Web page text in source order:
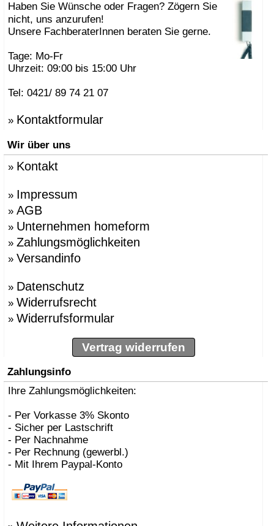
»Alberto Fabbian
»Alex Sachetti
» Alexander Schenk
»amei
» Andrea Crosetta
»Andreas Ulbricht
»Anna-Maria Nilsson
»Antonio Norero
»Apartment 8
»Arne Jacobsen
»Atmosphere Globus
»Azumi, Shin & Tomoko
Babled, Emmanuel
»Bao-Nghi Droste
»Barnaby Gunning
Bastian Prieler
Batisse, Laurent
»BBMDS
»Berti, Enzo
Besau Marguerre , St
»Biokamine, Safretti
»Biscaro, Giorgio
BOLLES+WILSON
»Bonetto, Rodolfo
»Bonucelli, Dante
»Borer, Carlo
» Bozzoli, Lorenza
Brogliato, Alberto
Bruno Houssin
Bruno Rainaldi
Büscher, Sebastian D
Carlo Borer
Carlo Costantini
Haben Sie Wünsche oder Fragen? Zögern Sie
nicht, uns anzurufen!
Unsere FachberaterInnen beraten Sie gerne.
Tage: Mo-Fr
Uhrzeit: 09:00 bis 15:00 Uhr
Tel: 0421/ 89 74 21 07
» Kontaktformular
Wir über uns
» Kontakt
» Impressum
» AGB
» Unternehmen homeform
» Zahlungsmöglichkeiten
» Versandinfo
» Datenschutz
» Widerrufsrecht
» Widerrufsformular
Vertrag widerrufen
Zahlungsinfo
Ihre Zahlungsmöglichkeiten:
- Per Vorkasse 3% Skonto
- Sicher per Lastschrift
- Per Nachnahme
- Per Rechnung (gewerbl.)
- Mit Ihrem Paypal-Konto